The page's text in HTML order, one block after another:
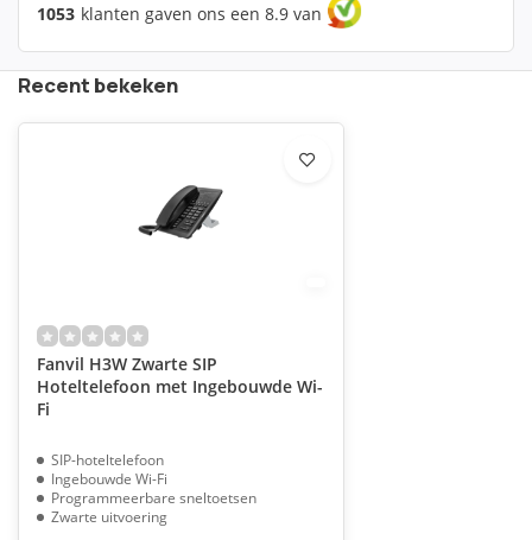
1053 klanten gaven ons een 8.9 van
Recent bekeken
Fanvil H3W Zwarte SIP
Hoteltelefoon met Ingebouwde Wi-
Fi
SIP-hoteltelefoon
Ingebouwde Wi-Fi
Programmeerbare sneltoetsen
Zwarte uitvoering